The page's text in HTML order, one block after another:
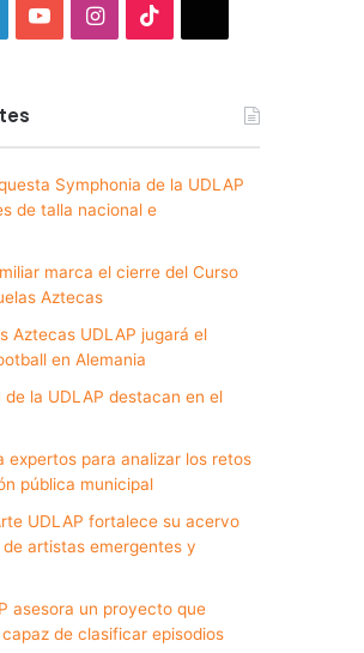
YouTubeInstagram
Symphonia de la UDLAP
de talla nacional e
marca el cierre del Curso
Aztecas
Aztecas UDLAP jugará el
en Alemania
de la UDLAP destacan en el
expertos para analizar los retos
pública municipal
UDLAP fortalece su acervo
artistas emergentes y
asesora un proyecto que
de clasificar episodios